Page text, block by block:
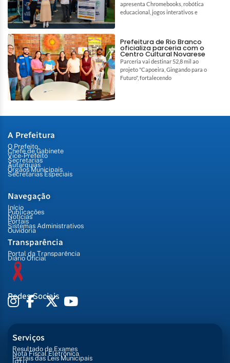
apresenta Chromebooks, robótica
educacional, jogos interativos e
Prefeitura de Rio Branco
oficializa parceria com o
Centro Cultural Novarese
Parceria vai destinar 52,8 mil ao
projeto "Capoeira, Gingando para o
Futuro", fortalecendo
A Prefeitura
O Prefeito
Chefe de Gabinete
Vice-Prefeito
Secretarias
Autarquias
Órgãos Municipais
Secretarias Especiais
Navegação
Início
Publicações
Notícias
Portais
Sistemas Administrativos
Ouvidoria
Transparência
Portal da Transparência
Diário Oficial
Redes Sociais
Serviços
Resultado de Exames
Nota Fiscal Eletrônica
Portais das Leis Municipais